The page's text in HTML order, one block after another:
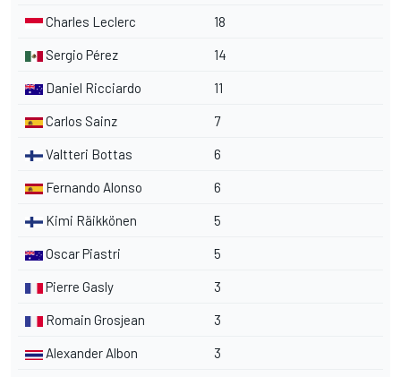
Charles Leclerc 18
Sergio Pérez 14
Daniel Ricciardo 11
Carlos Sainz 7
Valtteri Bottas 6
Fernando Alonso 6
Kimi Räikkönen 5
Oscar Piastri 5
Pierre Gasly 3
Romain Grosjean 3
Alexander Albon 3